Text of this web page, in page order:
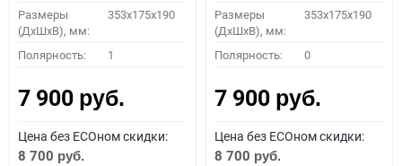
Размеры
(ДхШхВ), мм:
353x175x190
Полярность: 1
7 900 руб.
Цена без ECOном скидки:
8 700 руб.
Размеры
(ДхШхВ), мм:
353x175x190
Полярность: 0
7 900 руб.
Цена без ECOном скидки:
8 700 руб.